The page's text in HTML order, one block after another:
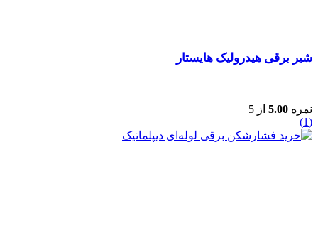
شیر برقی هیدرولیک هایستار
نمره 5.00 از 5
(1)